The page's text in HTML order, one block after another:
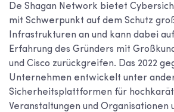
De Shagan Network bietet
mit Schwerpunkt auf dem Schutz
Infrastrukturen an und kann dabei
Erfahrung des Gründers mit
und Cisco zurückgreifen. Das 2022
Unternehmen entwickelt unter
Sicherheitsplattformen für
Veranstaltungen und Organisationen